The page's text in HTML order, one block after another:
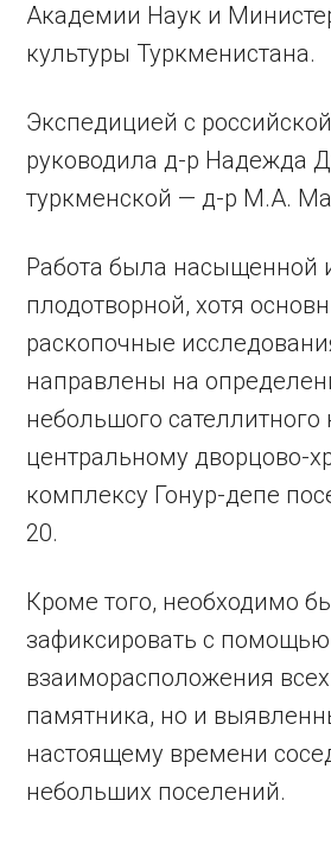
Академии Наук и
культуры Туркменистана.
Экспедицией с
руководила д-р Надежда
туркменской — д-р М.А.
Работа была насыщенной
плодотворной, хотя
раскопочные
направлены на
небольшого сателлитного
центральному дворцово-
комплексу Гонур-депе
20.
Кроме того, необходимо
зафиксировать с
взаиморасположения
памятника, но и
настоящему времени
небольших поселений.